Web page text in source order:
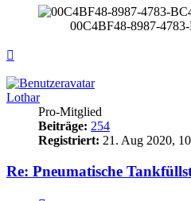
00C4BF48-8987-
Lothar
Pro-Mitglied
Beiträge: 254
Registriert: 21. Aug 2020,
Re: Pneumatische